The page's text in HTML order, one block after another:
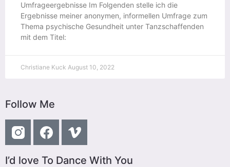
Umfrageergebnisse Im Folgenden stelle ich die
Ergebnisse meiner anonymen, informellen Umfrage zum
Thema psychische Gesundheit unter Tanzschaffenden
mit dem Titel:
Christiane Kuck August 10, 2022
I’d love To Dance With You
Follow Me